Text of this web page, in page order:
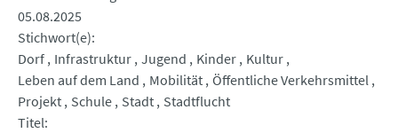
05.08.2025
Stichwort(e)
Dorf Infrastruktur Jugend Kinder Kultur
Leben auf dem Land
Mobilität Öffentliche Verkehrsmittel
Projekt Schule Stadt Stadtflucht
Titel